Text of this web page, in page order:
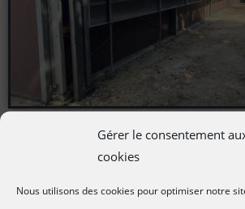
Gérer le consentement
cookies
Nous utilisons des cookies pour optimiser notre
Tierwohlstufe 3
Außenklimawand mit Groß/